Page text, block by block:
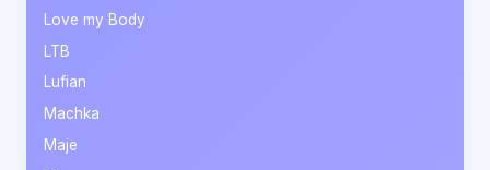
Love my Body
LTB
Lufian
Machka
Maje